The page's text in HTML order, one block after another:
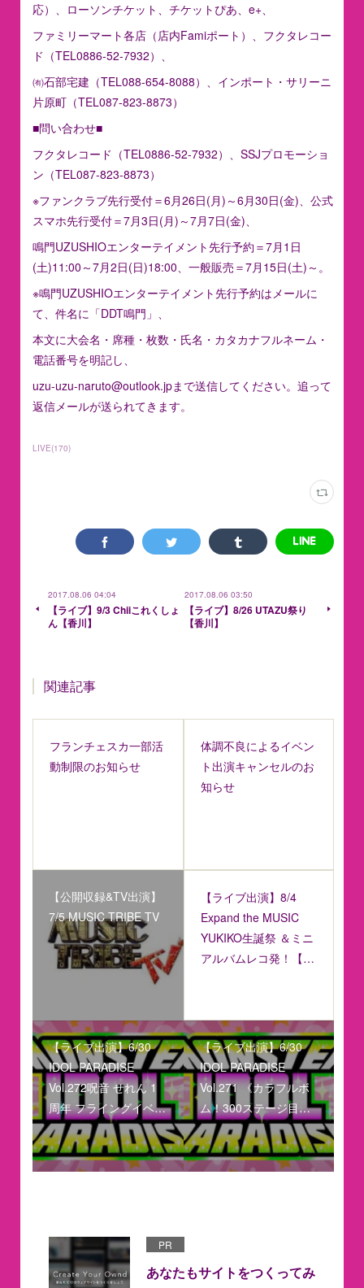
応）、ローソンチケット、チケットぴあ、e+、
ファミリーマート各店（店内Famiポート）、フクタレコー
ド（TEL0886-52-7932）、
㈲石部宅建（TEL088-654-8088）、インポート・サリーニ
片原町（TEL087-823-8873）
■問い合わせ■
フクタレコード（TEL0886-52-7932）、SSJプロモーショ
ン（TEL087-823-8873）
※ファンクラブ先行受付＝6月26日(月)～6月30日(金)、公式
スマホ先行受付＝7月3日(月)～7月7日(金)、
鳴門UZUSHIOエンターテイメント先行予約＝7月1日
(土)11:00～7月2日(日)18:00、一般販売＝7月15日(土)～。
※鳴門UZUSHIOエンターテイメント先行予約はメールに
て、件名に「DDT鳴門」、
本文に大会名・席種・枚数・氏名・カタカナフルネーム・
電話番号を明記し、
uzu-uzu-naruto@outlook.jpまで送信してください。追って
返信メールが送られてきます。
LIVE(170)
2017.08.06 04:04
【ライブ】9/3 Chiiこれくしょ
ん【香川】
2017.08.06 03:50
【ライブ】8/26 UTAZU祭り
【香川】
関連記事
フランチェスカ一部活
動制限のお知らせ
体調不良によるイベン
ト出演キャンセルのお
知らせ
【公開収録&TV出演】
7/5 MUSIC TRIBE TV
【ライブ出演】8/4
Expand the MUSIC
YUKIKO生誕祭 ＆ミニ
アルバムレコ発！【…
【ライブ出演】6/30
IDOL PARADISE
Vol.272呪音 せれん 1
周年 フライングイベ…
【ライブ出演】6/30
IDOL PARADISE
Vol.271 《カラフルボ
ム！300ステージ目…
PR
あなたもサイトをつくってみ